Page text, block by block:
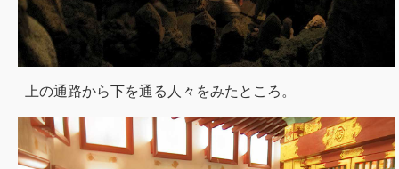
上の通路から下を通る人々をみたところ。